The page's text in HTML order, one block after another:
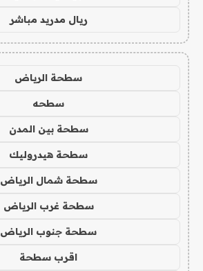
ريال مدريد مباشر
سطحة الرياض
سطحه
سطحة بين المدن
سطحة هيدروليك
سطحة شمال الرياض
سطحة غرب الرياض
سطحة جنوب الرياض
اقرب سطحة